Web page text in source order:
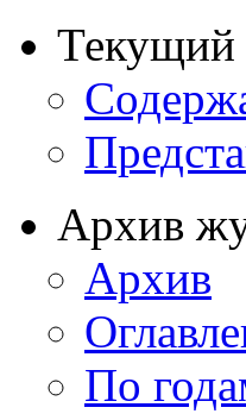
Текущий
Архив
Архив
По